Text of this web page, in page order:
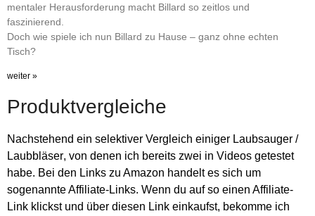
mentaler Herausforderung macht Billard so zeitlos und
faszinierend.
Doch wie spiele ich nun Billard zu Hause – ganz ohne echten
Tisch?
weiter »
Produktvergleiche
Nachstehend ein selektiver Vergleich einiger Laubsauger /
Laubbläser, von denen ich bereits zwei in Videos getestet
habe. Bei den Links zu Amazon handelt es sich um
sogenannte Affiliate-Links. Wenn du auf so einen Affiliate-
Link klickst und über diesen Link einkaufst, bekomme ich